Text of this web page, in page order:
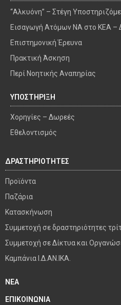
“Αλκυόνη” – Στέγη
Εισαγωγή Ατόμων ΝΑ στο ΚΕΑ –
Επιστημονική Έρευνα
Πρακτική Άσκηση
Περί Νοητικής Αναπηρίας
ΥΠΟΣΤΗΡΙΞΗ
Χορηγίες – Δωρεές
Εθελοντισμός
ΔΡΑΣΤΗΡΙΟΤΗΤΕΣ
Προϊόντα
Παζάρια
Κατασκήνωση
Συμμετοχή σε δραστηριότητες
Συμμετοχή σε Δίκτυα και
Καμπάνια Ι.Δ.ΑΝ.ΙΚΑ.
ΝΕΑ
ΕΠΙΚΟΙΝΩΝΙΑ